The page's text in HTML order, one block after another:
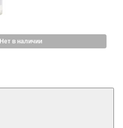
Нет в наличии